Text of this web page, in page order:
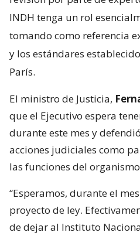
INDH tenga un rol
tomando como referencia
y los estándares
París.
El ministro de Justicia,
que el Ejecutivo espera
durante este mes y
acciones judiciales como
las funciones del
“Esperamos, durante el
proyecto de ley.
de dejar al Instituto